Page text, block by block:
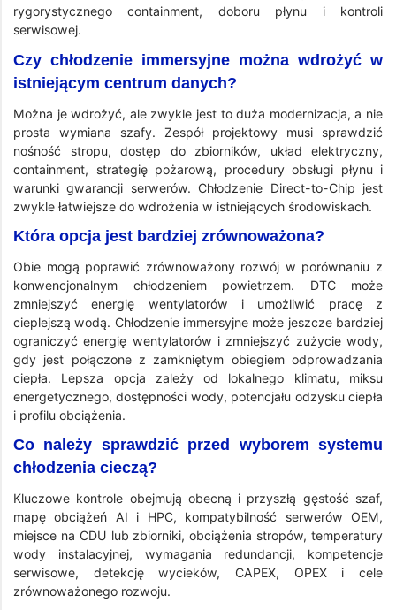
rygorystycznego containment, doboru płynu i kontroli
serwisowej.
Czy chłodzenie immersyjne można wdrożyć w
istniejącym centrum danych?
Można je wdrożyć, ale zwykle jest to duża modernizacja, a nie
prosta wymiana szafy. Zespół projektowy musi sprawdzić
nośność stropu, dostęp do zbiorników, układ elektryczny,
containment, strategię pożarową, procedury obsługi płynu i
warunki gwarancji serwerów. Chłodzenie Direct-to-Chip jest
zwykle łatwiejsze do wdrożenia w istniejących środowiskach.
Która opcja jest bardziej zrównoważona?
Obie mogą poprawić zrównoważony rozwój w porównaniu z
konwencjonalnym chłodzeniem powietrzem. DTC może
zmniejszyć energię wentylatorów i umożliwić pracę z
cieplejszą wodą. Chłodzenie immersyjne może jeszcze bardziej
ograniczyć energię wentylatorów i zmniejszyć zużycie wody,
gdy jest połączone z zamkniętym obiegiem odprowadzania
ciepła. Lepsza opcja zależy od lokalnego klimatu, miksu
energetycznego, dostępności wody, potencjału odzysku ciepła
i profilu obciążenia.
Co należy sprawdzić przed wyborem systemu
chłodzenia cieczą?
Kluczowe kontrole obejmują obecną i przyszłą gęstość szaf,
mapę obciążeń AI i HPC, kompatybilność serwerów OEM,
miejsce na CDU lub zbiorniki, obciążenia stropów, temperatury
wody instalacyjnej, wymagania redundancji, kompetencje
serwisowe, detekcję wycieków, CAPEX, OPEX i cele
zrównoważonego rozwoju.